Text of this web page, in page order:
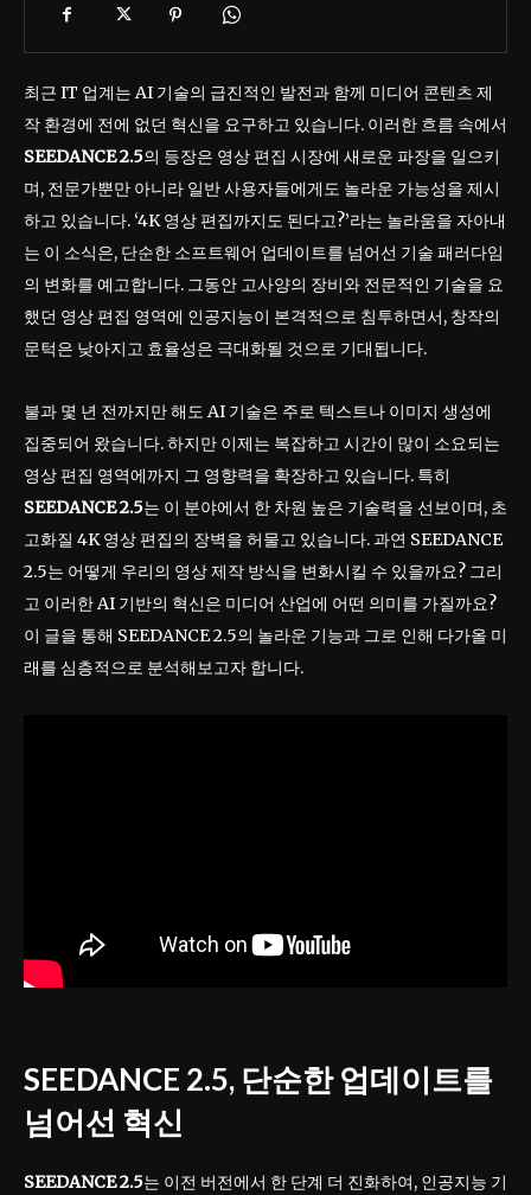
최근 IT 업계는 AI 기술의 급진적인 발전과 함께 미디어 콘텐츠 제
작 환경에 전에 없던 혁신을 요구하고 있습니다. 이러한 흐름 속에서
SEEDANCE 2.5의 등장은 영상 편집 시장에 새로운 파장을 일으키
며, 전문가뿐만 아니라 일반 사용자들에게도 놀라운 가능성을 제시
하고 있습니다. ‘4K 영상 편집까지도 된다고?’라는 놀라움을 자아내
는 이 소식은, 단순한 소프트웨어 업데이트를 넘어선 기술 패러다임
의 변화를 예고합니다. 그동안 고사양의 장비와 전문적인 기술을 요
했던 영상 편집 영역에 인공지능이 본격적으로 침투하면서, 창작의
문턱은 낮아지고 효율성은 극대화될 것으로 기대됩니다.
불과 몇 년 전까지만 해도 AI 기술은 주로 텍스트나 이미지 생성에
집중되어 왔습니다. 하지만 이제는 복잡하고 시간이 많이 소요되는
영상 편집 영역에까지 그 영향력을 확장하고 있습니다. 특히
SEEDANCE 2.5는 이 분야에서 한 차원 높은 기술력을 선보이며, 초
고화질 4K 영상 편집의 장벽을 허물고 있습니다. 과연 SEEDANCE
2.5는 어떻게 우리의 영상 제작 방식을 변화시킬 수 있을까요? 그리
고 이러한 AI 기반의 혁신은 미디어 산업에 어떤 의미를 가질까요?
이 글을 통해 SEEDANCE 2.5의 놀라운 기능과 그로 인해 다가올 미
래를 심층적으로 분석해보고자 합니다.
SEEDANCE 2.5, 단순한 업데이트를
넘어선 혁신
SEEDANCE 2.5는 이전 버전에서 한 단계 더 진화하여, 인공지능 기